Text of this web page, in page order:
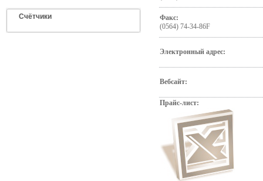
Счётчики
Факс:
(0564) 74-34-86F
Электронный адрес:
Вебсайт:
Прайс-лист: